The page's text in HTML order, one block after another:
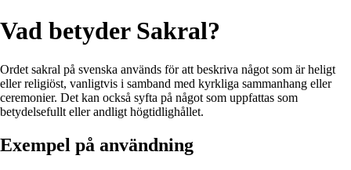
Vad betyder Sakral?
Ordet sakral på svenska används för att beskriva något som är heligt
eller religiöst, vanligtvis i samband med kyrkliga sammanhang eller
ceremonier. Det kan också syfta på något som uppfattas som
betydelsefullt eller andligt högtidlighållet.
Exempel på användning